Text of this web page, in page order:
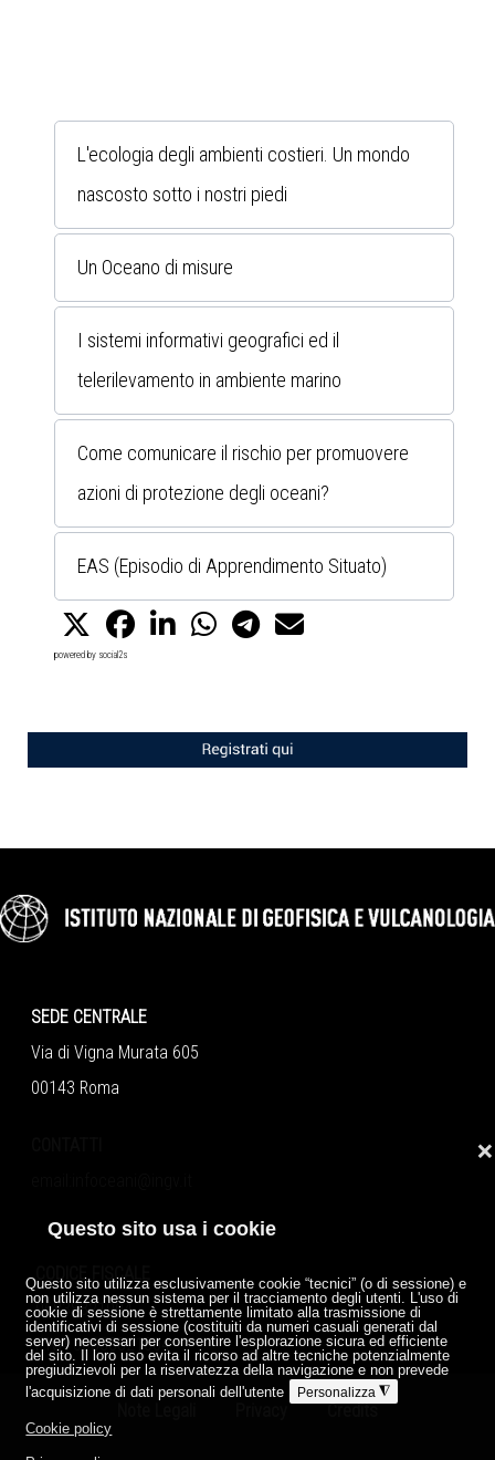
Questo sito usa i cookie
Questo sito utilizza esclusivamente cookie “tecnici” (o di sessione) e
non utilizza nessun sistema per il tracciamento degli utenti. L'uso di
cookie di sessione è strettamente limitato alla trasmissione di
identificativi di sessione (costituiti da numeri casuali generati dal
server) necessari per consentire l'esplorazione sicura ed efficiente
del sito. Il loro uso evita il ricorso ad altre tecniche potenzialmente
pregiudizievoli per la riservatezza della navigazione e non prevede
l'acquisizione di dati personali dell'utente
Personalizza◮
Cookie policy
❌
L'ecologia degli ambienti costieri. Un mondo
nascosto sotto i nostri piedi
Un Oceano di misure
I sistemi informativi geografici ed il
telerilevamento in ambiente marino
Come comunicare il rischio per promuovere
azioni di protezione degli oceani?
EAS (Episodio di Apprendimento Situato)
powered by social2s
SEDE CENTRALE
Via di Vigna Murata 605
00143 Roma
CODICE FISCALE
06838821004
P.IVA 06838821004
Credits